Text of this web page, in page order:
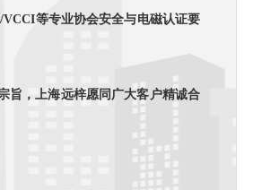
等专业协会安全与电磁认证要
旨，上海远梓愿同广大客户精诚合